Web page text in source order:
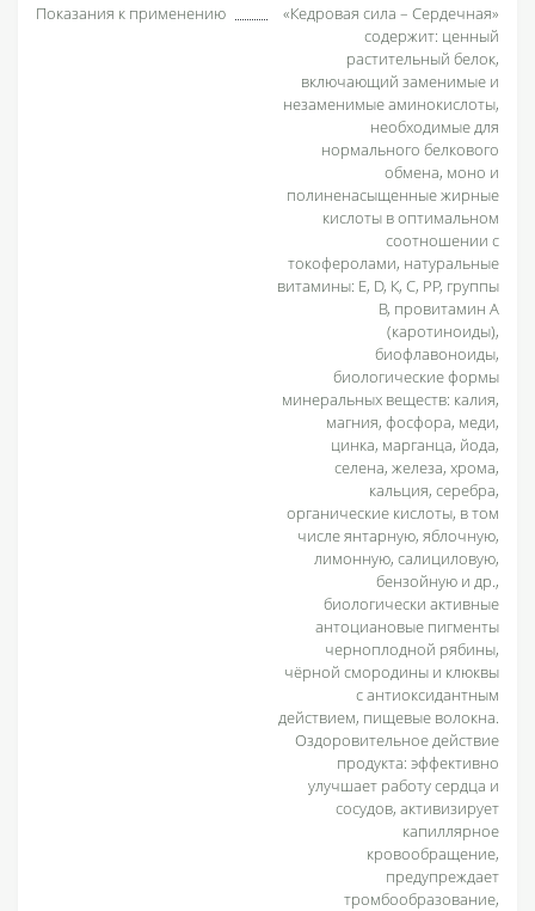
Показания к применению
«Кедровая сила – Сердечная»
содержит: ценный
растительный белок,
включающий заменимые и
незаменимые аминокислоты,
необходимые для
нормального белкового
обмена, моно и
полиненасыщенные жирные
кислоты в оптимальном
соотношении с
токоферолами, натуральные
витамины: Е, D, К, С, РР, группы
В, провитамин А
(каротиноиды),
биофлавоноиды,
биологические формы
минеральных веществ: калия,
магния, фосфора, меди,
цинка, марганца, йода,
селена, железа, хрома,
кальция, серебра,
органические кислоты, в том
числе янтарную, яблочную,
лимонную, салициловую,
бензойную и др.,
биологически активные
антоциановые пигменты
черноплодной рябины,
чёрной смородины и клюквы
с антиоксидантным
действием, пищевые волокна.
Оздоровительное действие
продукта: эффективно
улучшает работу сердца и
сосудов, активизирует
капиллярное
кровообращение,
предупреждает
тромбообразование,